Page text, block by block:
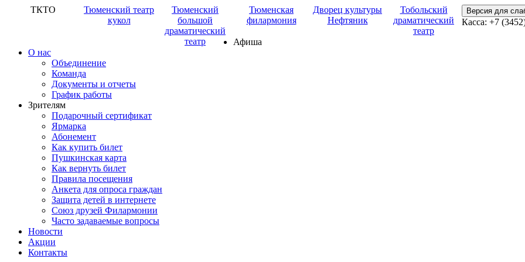
ТКТО
Тюменский театр
кукол
Тюменский
большой
драматический
театр
Тюменская
филармония
Дворец культуры
Нефтяник
Тобольский
драматический
театр
Версия для
Касса: +7
Афиша
О нас
Объединение
Команда
Документы и отчеты
График работы
Зрителям
Подарочный сертификат
Ярмарка
Абонемент
Как купить билет
Пушкинская карта
Как вернуть билет
Правила посещения
Анкета для опроса граждан
Защита детей в интернете
Союз друзей Филармонии
Часто задаваемые вопросы
Новости
Акции
Контакты